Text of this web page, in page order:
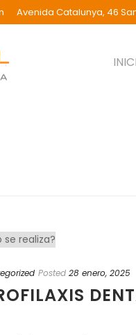
Avenida Catalunya, 46
Posted 28 enero, 2025